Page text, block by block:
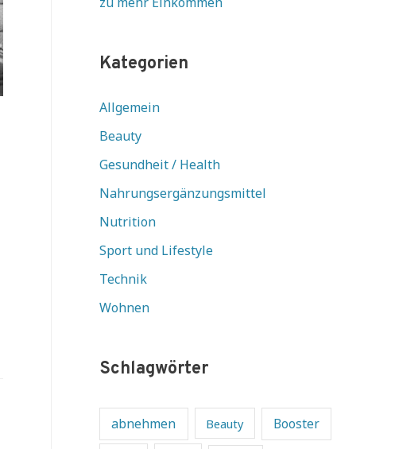
Kategorien
Allgemein
Beauty
Gesundheit / Health
Nahrungsergänzungsmittel
Nutrition
Sport und Lifestyle
Technik
Wohnen
Schlagwörter
abnehmen Beauty Booster